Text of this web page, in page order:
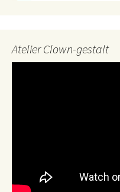
Atelier Clown-gestalt